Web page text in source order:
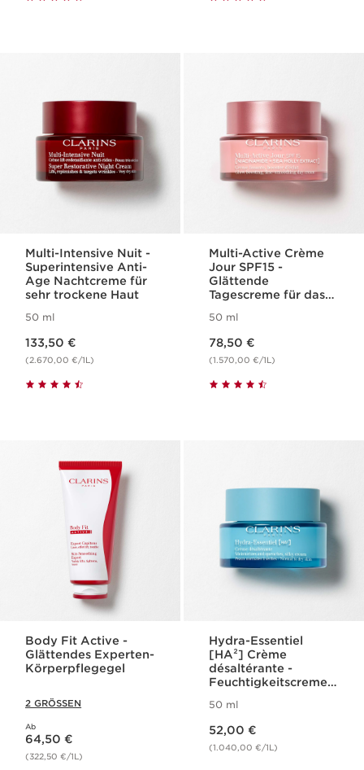
Multi-Intensive Nuit -
Superintensive Anti-
Age Nachtcreme für
sehr trockene Haut
50 ml
133,50 €
(2.670,00 €/1L)
Multi-Active Crème
Jour SPF15 -
Glättende
Tagescreme für das
mehr Ausstrahlung
SPF 15 für jeden
Hauttyp
50 ml
78,50 €
(1.570,00 €/1L)
Body Fit Active -
Glättendes Experten-
Körperpflegegel
2 GRÖSSEN
Ab
Aktueller Preis 64,50 €
64,50 €
(322,50 €/1L)
Hydra-Essentiel
[HA²] Crème
désaltérante -
Feuchtigkeitscreme
trockene Haut
50 ml
52,00 €
(1.040,00 €/1L)